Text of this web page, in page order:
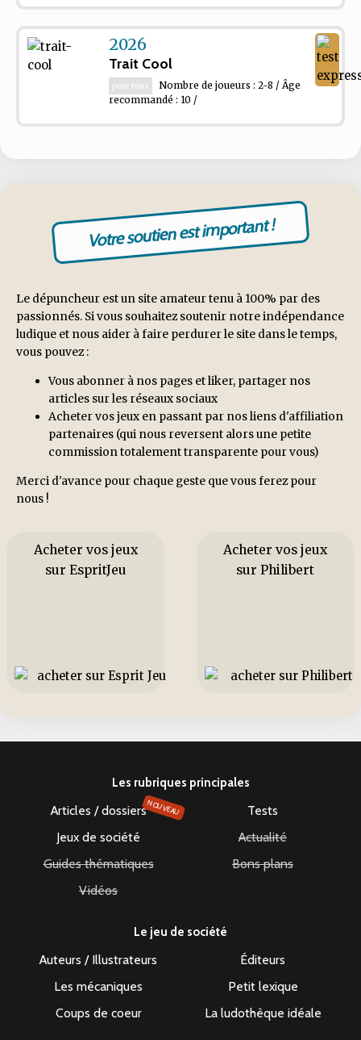
2026
Trait Cool
pour tous
Nombre de joueurs : 2-8 / Âge
recommandé : 10 /
Votre soutien est important !
Le dépuncheur est un site amateur tenu à 100% par des
passionnés. Si vous souhaitez soutenir notre indépendance
ludique et nous aider à faire perdurer le site dans le temps,
vous pouvez :
Vous abonner à nos pages et liker, partager nos
articles sur les réseaux sociaux
Acheter vos jeux en passant par nos liens d'affiliation
partenaires (qui nous reversent alors une petite
commission totalement transparente pour vous)
Merci d'avance pour chaque geste que vous ferez pour
nous !
Acheter vos jeux
sur EspritJeu
Acheter vos jeux
sur Philibert
Les rubriques principales
Articles / dossiersNOUVEAU
Tests
Jeux de société
Actualité
Guides thématiques
Bons plans
Vidéos
Le jeu de société
Auteurs / Illustrateurs
Éditeurs
Les mécaniques
Petit lexique
Coups de coeur
La ludothèque idéale